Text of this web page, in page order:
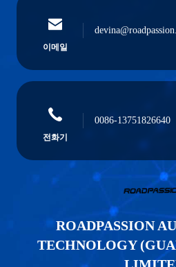
이메일
전화기
0086-13751826640
ROADPASSION
TECHNOLOGY